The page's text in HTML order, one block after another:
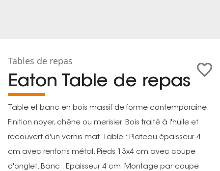
Tables de repas
Eaton Table de repas
Table et banc en bois massif de forme contemporaine.
Finition noyer, chêne ou merisier. Bois traité à l'huile et
recouvert d'un vernis mat. Table : Plateau épaisseur 4
cm avec renforts métal. Pieds 13x4 cm avec coupe
d'onglet. Banc : Epaisseur 4 cm. Montage par coupe